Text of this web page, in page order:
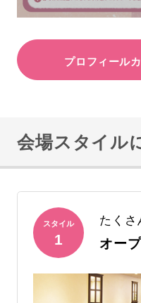
プロフィール
会場スタイル
スタイル
1
たくさ
オー